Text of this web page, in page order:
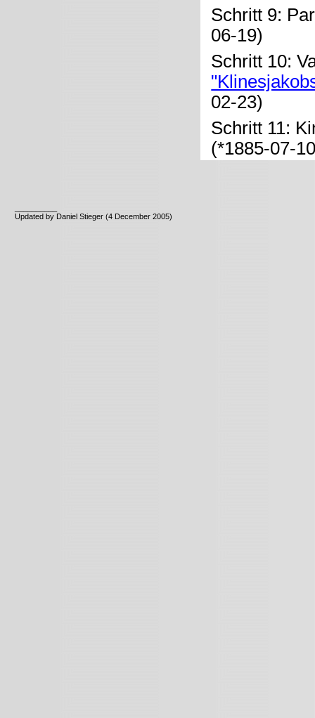
Schritt 9:
06-19)
Schritt 10:
02-23)
Schritt 11:
(*1885-07-
Updated by Daniel Stieger (4 December 2005)